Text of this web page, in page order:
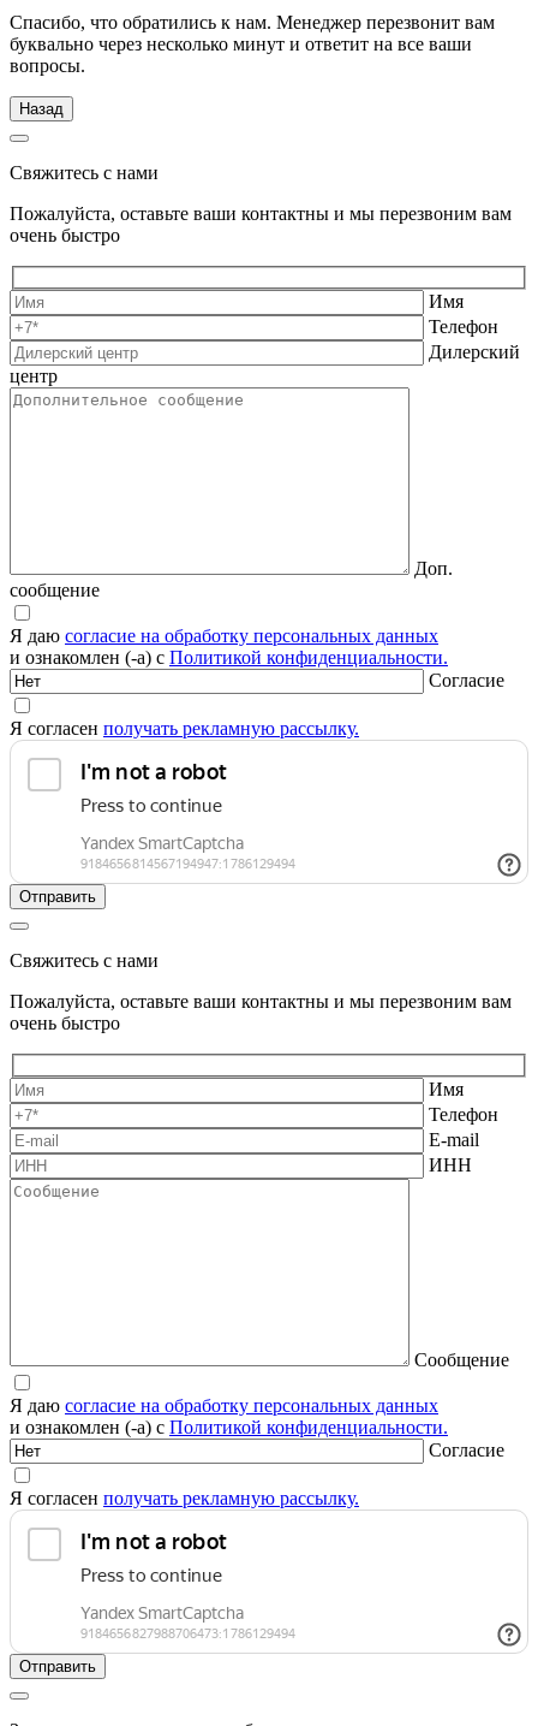
Спасибо, что обратились к нам. Менеджер перезвонит вам
буквально через несколько минут и ответит на все ваши
вопросы.
Назад
Свяжитесь с нами
Пожалуйста, оставьте ваши контактны и мы перезвоним вам
очень быстро
Имя
Телефон
Дилерский
центр
Доп.
сообщение
Я даю согласие на обработку персональных данных
и ознакомлен (-а) с Политикой конфиденциальности.
Согласие
Я согласен получать рекламную рассылку.
Свяжитесь с нами
Пожалуйста, оставьте ваши контактны и мы перезвоним вам
очень быстро
Имя
Телефон
E-mail
ИНН
Сообщение
Я даю согласие на обработку персональных данных
и ознакомлен (-а) с Политикой конфиденциальности.
Согласие
Я согласен получать рекламную рассылку.